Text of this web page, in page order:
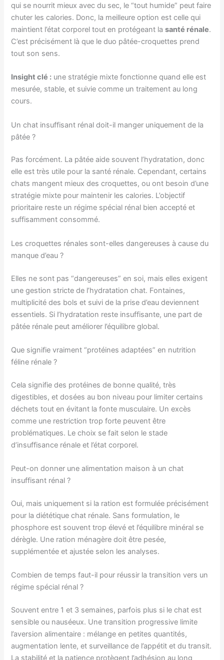
qui se nourrit mieux avec du sec, le “tout humide” peut faire
chuter les calories. Donc, la meilleure option est celle qui
maintient l’état corporel tout en protégeant lasanté rénale.
C’est précisément là que le duo pâtée-croquettes prend
tout son sens.
Insight clé : une stratégie mixte fonctionne quand elle est
mesurée, stable, et suivie comme un traitement au long
cours.
Un chat insuffisant rénal doit-il manger uniquement de la
pâtée ?
Pas forcément. La pâtée aide souvent l’hydratation, donc
elle est très utile pour la santé rénale. Cependant, certains
chats mangent mieux des croquettes, ou ont besoin d’une
stratégie mixte pour maintenir les calories. L’objectif
prioritaire reste un régime spécial rénal bien accepté et
suffisamment consommé.
Les croquettes rénales sont-elles dangereuses à cause du
manque d’eau ?
Elles ne sont pas “dangereuses” en soi, mais elles exigent
une gestion stricte de l’hydratation chat. Fontaines,
multiplicité des bols et suivi de la prise d’eau deviennent
essentiels. Si l’hydratation reste insuffisante, une part de
pâtée rénale peut améliorer l’équilibre global.
Que signifie vraiment “protéines adaptées” en nutrition
féline rénale ?
Cela signifie des protéines de bonne qualité, très
digestibles, et dosées au bon niveau pour limiter certains
déchets tout en évitant la fonte musculaire. Un excès
comme une restriction trop forte peuvent être
problématiques. Le choix se fait selon le stade
d’insuffisance rénale et l’état corporel.
Peut-on donner une alimentation maison à un chat
insuffisant rénal ?
Oui, mais uniquement si la ration est formulée précisément
pour la diététique chat rénale. Sans formulation, le
phosphore est souvent trop élevé et l’équilibre minéral se
dérègle. Une ration ménagère doit être pesée,
supplémentée et ajustée selon les analyses.
Combien de temps faut-il pour réussir la transition vers un
régime spécial rénal ?
Souvent entre 1 et 3 semaines, parfois plus si le chat est
sensible ou nauséeux. Une transition progressive limite
l’aversion alimentaire : mélange en petites quantités,
augmentation lente, et surveillance de l’appétit et du transit.
La stabilité et la patience protègent l’adhésion au long